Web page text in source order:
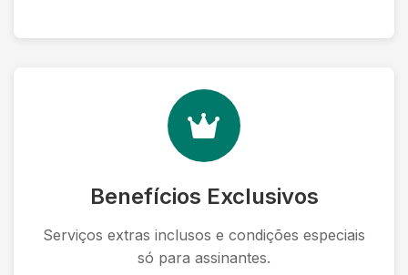
Benefícios Exclusivos
Serviços extras inclusos e condições especiais
só para assinantes.